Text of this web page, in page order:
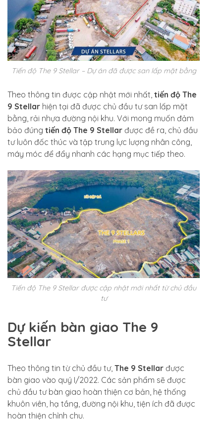
Tiến độ The 9 Stellar – Dự án đã được san lấp mặt bằng
Theo thông tin được cập nhật mới nhất, tiến độ The
9 Stellar hiện tại đã được chủ đầu tư san lấp mặt
bằng, rải nhựa đường nội khu. Với mong muốn đảm
bảo đúng tiến độ The 9 Stellar được đề ra, chủ đầu
tư luôn đốc thúc và tập trung lực lượng nhân công,
máy móc để đẩy nhanh các hạng mục tiếp theo.
Tiến độ The 9 Stellar được cập nhật mới nhất từ chủ đầu
tư
Dự kiến bàn giao The 9
Stellar
Theo thông tin từ chủ đầu tư, The 9 Stellar được
bàn giao vào quý I/2022. Các sản phẩm sẽ được
chủ đầu tư bàn giao hoàn thiện cơ bản, hệ thống
khuôn viên, hạ tầng, đường nội khu, tiện ích đã được
hoàn thiện chỉnh chu.